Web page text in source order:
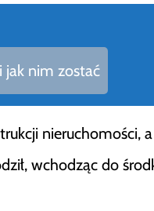
jak nim zostać
nieruchomości,
wchodząc do